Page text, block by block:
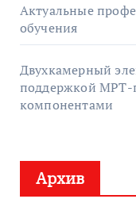
Актуальные
обучения
Двухкамерный
поддержкой МРТ-
компонентами
Архив